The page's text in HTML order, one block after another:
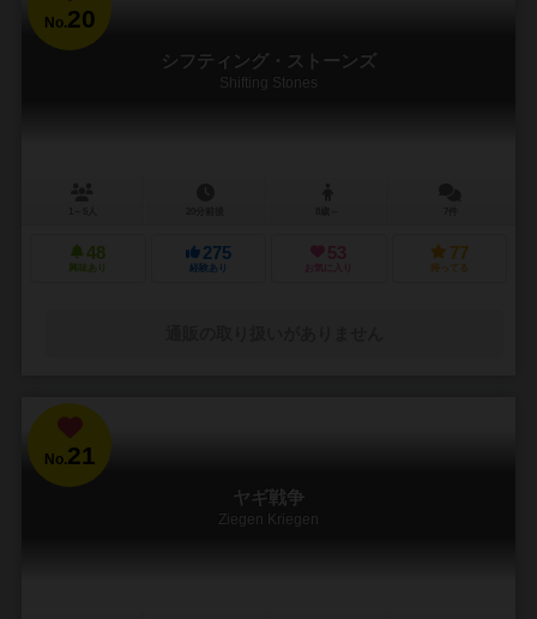
No.20
シフティング・ストーンズ
Shifting Stones
48
興味あり
275
経験あり
53
お気に入り
77
持ってる
No.21
ヤギ戦争
Ziegen Kriegen